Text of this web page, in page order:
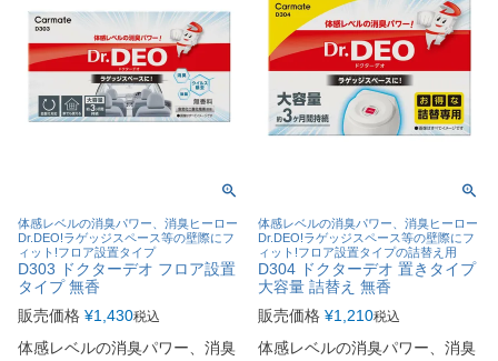
体感レベルの消臭パワー、消臭ヒーロー
Dr.DEO!ラゲッジスペース等の壁際にフ
ィット!フロア設置タイプ
D303 ドクターデオ フロア設置
タイプ 無香
販売価格 ¥1,430税込
体感レベルの消臭パワー、消臭
体感レベルの消臭パワー、消臭ヒーロー
Dr.DEO!ラゲッジスペース等の壁際にフ
ィット!フロア設置タイプの詰替え用
D304 ドクターデオ 置きタイプ
大容量 詰替え 無香
販売価格 ¥1,210税込
体感レベルの消臭パワー、消臭